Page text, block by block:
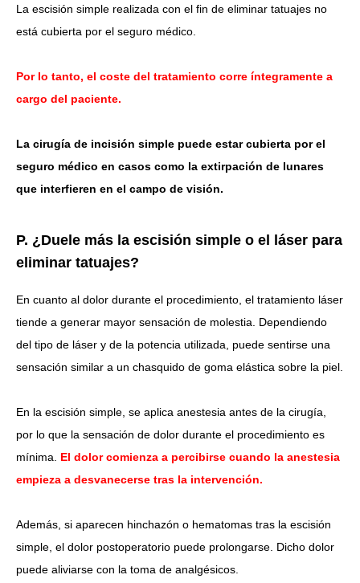
La escisión simple realizada con el fin de eliminar tatuajes no
está cubierta por el seguro médico.
Por lo tanto, el coste del tratamiento corre íntegramente a
cargo del paciente.
La cirugía de incisión simple puede estar cubierta por el
seguro médico en casos como la extirpación de lunares
que interfieren en el campo de visión.
P. ¿Duele más la escisión simple o el láser para
eliminar tatuajes?
En cuanto al dolor durante el procedimiento, el tratamiento láser
tiende a generar mayor sensación de molestia. Dependiendo
del tipo de láser y de la potencia utilizada, puede sentirse una
sensación similar a un chasquido de goma elástica sobre la piel.
En la escisión simple, se aplica anestesia antes de la cirugía,
por lo que la sensación de dolor durante el procedimiento es
mínima. El dolor comienza a percibirse cuando la anestesia
empieza a desvanecerse tras la intervención.
Además, si aparecen hinchazón o hematomas tras la escisión
simple, el dolor postoperatorio puede prolongarse. Dicho dolor
puede aliviarse con la toma de analgésicos.